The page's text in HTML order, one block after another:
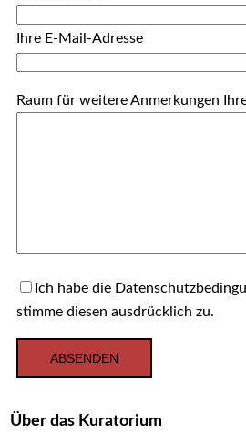
Ihre E-Mail-Adresse
Raum für weitere Anmerkungen
Ich habe die
stimme diesen ausdrücklich zu.
Über das Kuratorium